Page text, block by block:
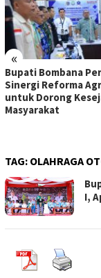
«
Bupati Bombana
Sinergi Reforma
untuk Dorong
Masyarakat
TAG: OLAHRAGA
I,